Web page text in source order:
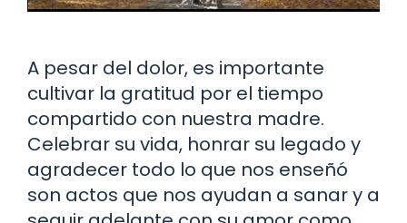
A pesar del dolor, es importante
cultivar la gratitud por el tiempo
compartido con nuestra madre.
Celebrar su vida, honrar su legado y
agradecer todo lo que nos enseñó
son actos que nos ayudan a sanar y a